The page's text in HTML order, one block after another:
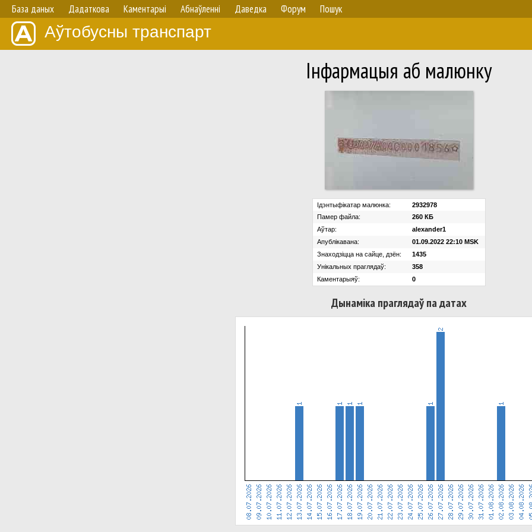
База даных Дадаткова Каментарыі Абнаўленнi Даведка Форум Пошук
Аўтобусны транспарт
Iнфармацыя аб малюнку
Ідэнтыфікатар малюнка:
2932978
Памер файла:
260 КБ
Аўтар:
alexander1
Апублікавана:
01.09.2022 22:10 MSK
Знаходзіцца на сайце, дзён:
1435
Унікальных праглядаў:
358
Каментарыяў:
0
Дынаміка праглядаў па датах